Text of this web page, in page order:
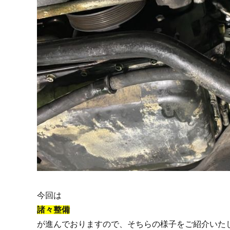
今回は
諸々整備
が進んでおりますので、そちらの様子をご紹介いた